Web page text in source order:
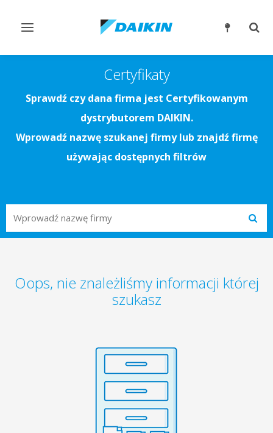
Przełącz
Certyfikaty
Sprawdź czy dana firma jest Certyfikowanym
dystrybutorem DAIKIN.
Wprowadź nazwę szukanej firmy lub znajdź firmę
używając dostępnych filtrów
Oops, nie znależliśmy informacji której
szukasz